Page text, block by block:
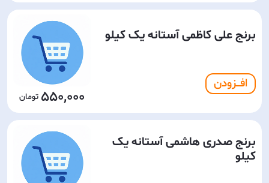
برنج علی کاظمی آستانه یک کیلو
افـــزودن
550,000
برنج صدری هاشمی آستانه یک
کیلو